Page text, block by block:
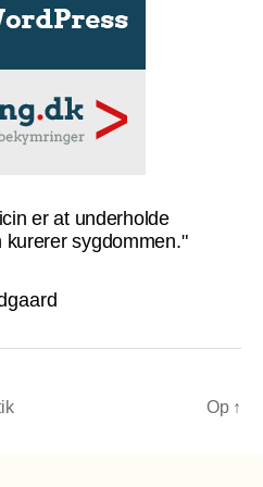
er at underholde
sygdommen."
Op ↑